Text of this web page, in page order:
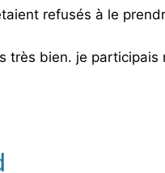
refusés à le
très bien. je participais